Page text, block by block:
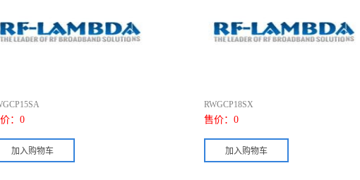
： 0
RWGCP18SX
售价： 0